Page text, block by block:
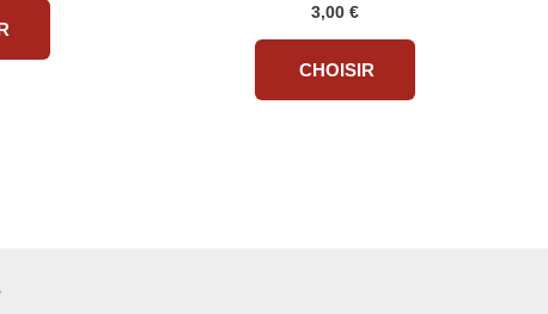
3,00 €
CHOISIR